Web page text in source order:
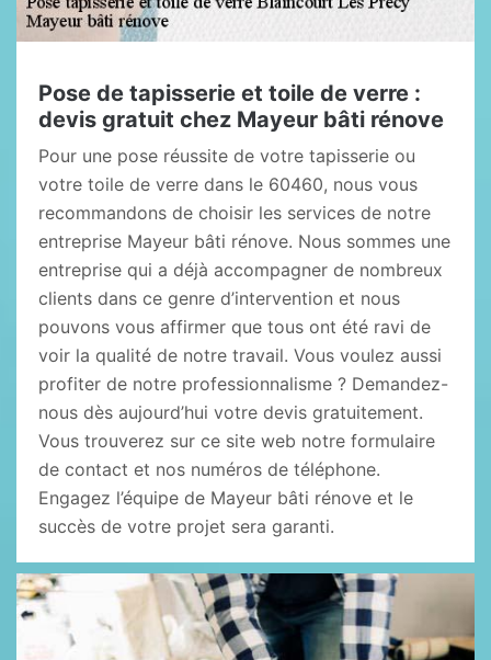
Pose de tapisserie et toile de verre :
devis gratuit chez Mayeur bâti rénove
Pour une pose réussite de votre tapisserie ou
votre toile de verre dans le 60460, nous vous
recommandons de choisir les services de notre
entreprise Mayeur bâti rénove. Nous sommes une
entreprise qui a déjà accompagner de nombreux
clients dans ce genre d’intervention et nous
pouvons vous affirmer que tous ont été ravi de
voir la qualité de notre travail. Vous voulez aussi
profiter de notre professionnalisme ? Demandez-
nous dès aujourd’hui votre devis gratuitement.
Vous trouverez sur ce site web notre formulaire
de contact et nos numéros de téléphone.
Engagez l’équipe de Mayeur bâti rénove et le
succès de votre projet sera garanti.